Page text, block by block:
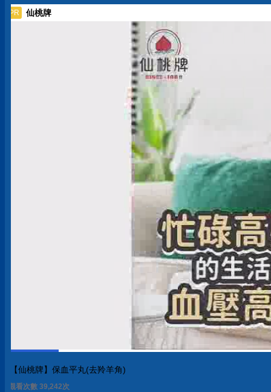
PR 仙桃牌
【仙桃牌】保血平丸(去羚羊角)
觀看次數 39,248次